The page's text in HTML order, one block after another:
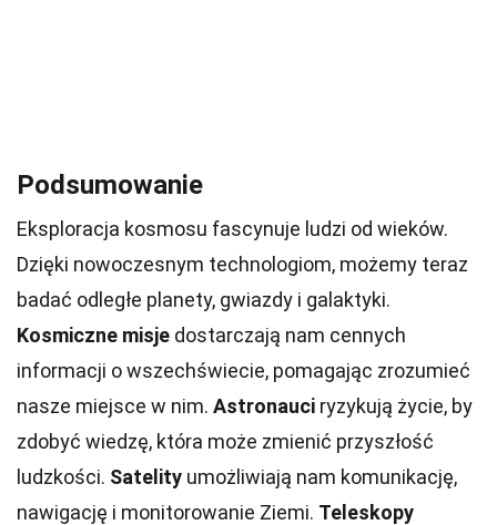
Podsumowanie
Eksploracja kosmosu fascynuje ludzi od wieków.
Dzięki nowoczesnym technologiom, możemy teraz
badać odległe planety, gwiazdy i galaktyki.
Kosmiczne misje dostarczają nam cennych
informacji o wszechświecie, pomagając zrozumieć
nasze miejsce w nim. Astronauci ryzykują życie, by
zdobyć wiedzę, która może zmienić przyszłość
ludzkości. Satelity umożliwiają nam komunikację,
nawigację i monitorowanie Ziemi. Teleskopy